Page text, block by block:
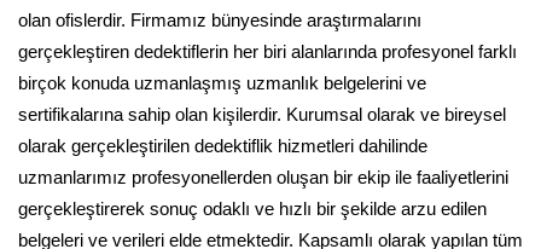
olan ofislerdir. Firmamız bünyesinde araştırmalarını
gerçekleştiren dedektiflerin her biri alanlarında profesyonel farklı
birçok konuda uzmanlaşmış uzmanlık belgelerini ve
sertifikalarına sahip olan kişilerdir. Kurumsal olarak ve bireysel
olarak gerçekleştirilen dedektiflik hizmetleri dahilinde
uzmanlarımız profesyonellerden oluşan bir ekip ile faaliyetlerini
gerçekleştirerek sonuç odaklı ve hızlı bir şekilde arzu edilen
belgeleri ve verileri elde etmektedir. Kapsamlı olarak yapılan tüm